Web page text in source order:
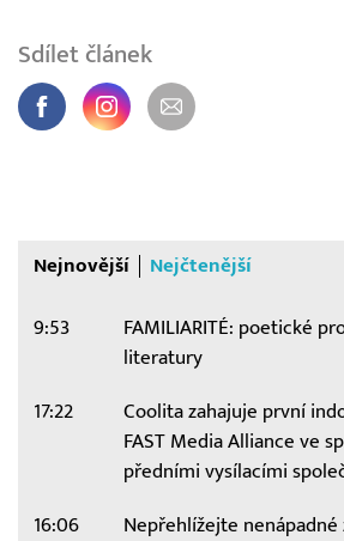
Sdílet článek
Nejnovější Nejčtenější
9:53
FAMILIARITÉ: poetické
literatury
17:22
Coolita zahajuje první
FAST Media Alliance ve
předními vysílacími
16:06
Nepřehlížejte nenápadné